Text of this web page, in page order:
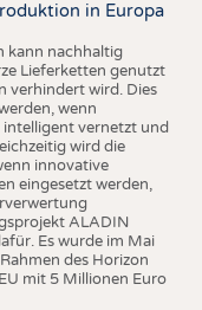
in Europa
kann nachhaltig
Lieferketten genutzt
verhindert wird. Dies
wenn
vernetzt und
wird die
innovative
eingesetzt werden,
ALADIN
Es wurde im Mai
des Horizon
mit 5 Millionen Euro